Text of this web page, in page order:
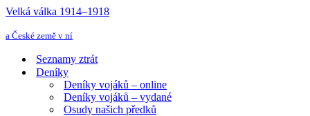
Velká válka 1914–⁠⁠⁠⁠⁠⁠1918
a České země v ní
Seznamy ztrát
Deníky
Deníky vojáků – online
Deníky vojáků – vydané
Osudy našich předků